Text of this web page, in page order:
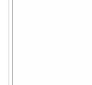
знаете, что в
Комфортное
Переведенные
зарубежному
осуществляет
переводе
документов